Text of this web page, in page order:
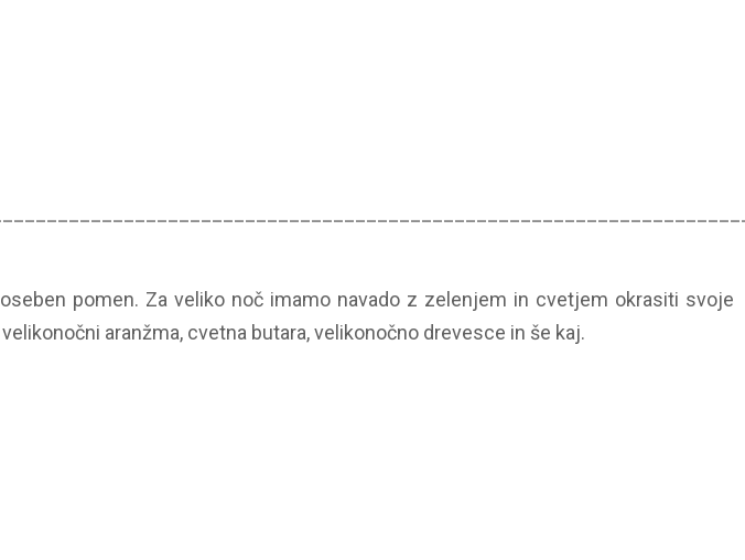
pomen. Za veliko noč imamo navado z zelenjem in cvetjem okrasiti svoje
aranžma, cvetna butara, velikonočno drevesce in še kaj.